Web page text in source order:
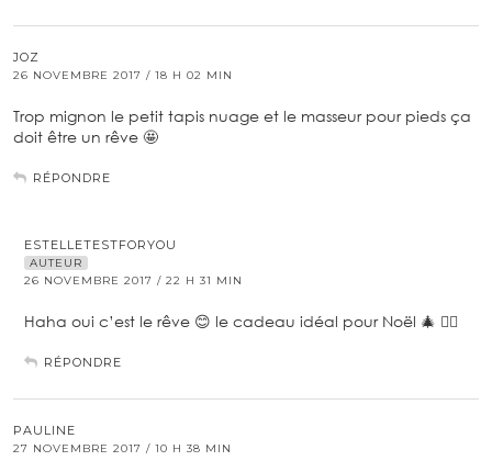
JOZ
26 NOVEMBRE 2017 / 18 H 02 MIN
Trop mignon le petit tapis nuage et le masseur pour pieds ça
doit être un rêve 🤩
RÉPONDRE
ESTELLETESTFORYOU
AUTEUR
26 NOVEMBRE 2017 / 22 H 31 MIN
Haha oui c’est le rêve 😊 le cadeau idéal pour Noël 🎄 ✌🏼
RÉPONDRE
PAULINE
27 NOVEMBRE 2017 / 10 H 38 MIN